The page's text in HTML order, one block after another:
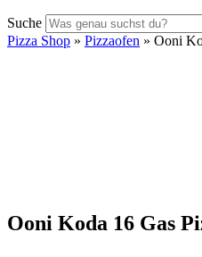
Suche
Pizza Shop » Pizzaofen » Ooni
Ooni Koda 16 Gas